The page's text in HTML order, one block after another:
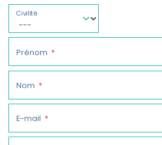
Civilité
Prénom
Nom
E-mail